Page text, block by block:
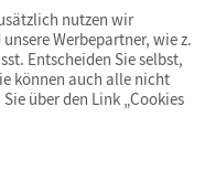
nutzen wir
Werbepartner, wie z.
Entscheiden Sie selbst,
können auch alle nicht
über den Link „Cookies